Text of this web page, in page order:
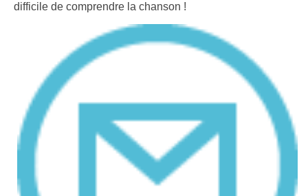
difficile de comprendre la chanson !